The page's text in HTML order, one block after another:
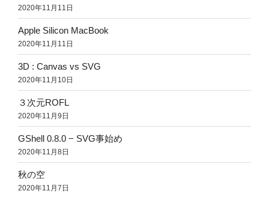
2020年11月11日
Apple Silicon MacBook
2020年11月11日
3D : Canvas vs SVG
2020年11月10日
３次元ROFL
2020年11月9日
GShell 0.8.0 − SVG事始め
2020年11月8日
秋の空
2020年11月7日